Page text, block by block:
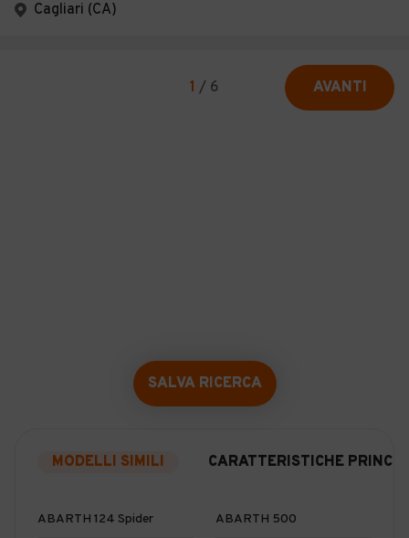
Cagliari (CA)
1 / 6 AVANTI
SALVA RICERCA
MODELLI SIMILI CARATTERISTICHE
ABARTH 124 Spider ABARTH 500